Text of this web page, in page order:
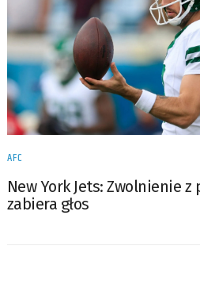
AFC
New York Jets: Zwolnienie z
zabiera głos